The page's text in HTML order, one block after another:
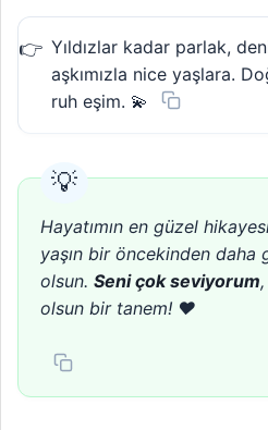
Yıldızlar kadar parlak,
aşkımızla nice yaşlara.
ruh eşim. 💫
Hayatımın en güzel
yaşın bir öncekinden daha
olsun. Seni çok seviyorum
olsun bir tanem! ❤️